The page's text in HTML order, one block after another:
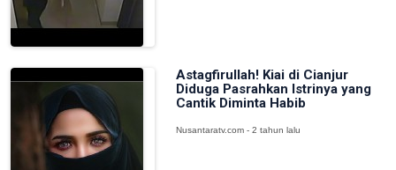
Astagfirullah! Kiai di Cianjur
Diduga Pasrahkan Istrinya yang
Cantik Diminta Habib
Nusantaratv.com - 2 tahun lalu